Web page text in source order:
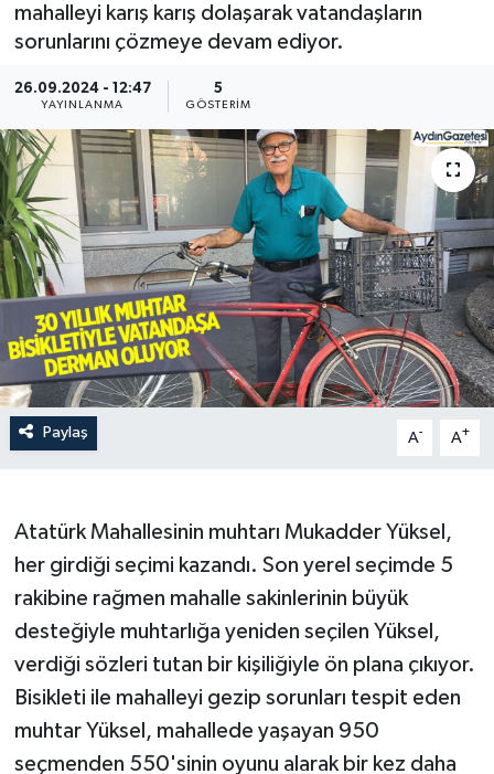
mahalleyi karış karış dolaşarak vatandaşların
sorunlarını çözmeye devam ediyor.
26.09.2024 - 12:47
YAYINLANMA
5
GÖSTERIM
Paylaş A- A+
Atatürk Mahallesinin muhtarı Mukadder Yüksel,
her girdiği seçimi kazandı. Son yerel seçimde 5
rakibine rağmen mahalle sakinlerinin büyük
desteğiyle muhtarlığa yeniden seçilen Yüksel,
verdiği sözleri tutan bir kişiliğiyle ön plana çıkıyor.
Bisikleti ile mahalleyi gezip sorunları tespit eden
muhtar Yüksel, mahallede yaşayan 950
seçmenden 550'sinin oyunu alarak bir kez daha